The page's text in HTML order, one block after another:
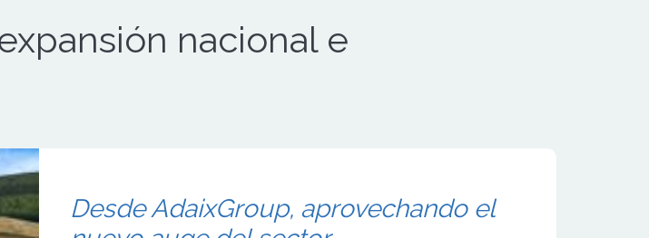
nacional e
Desde AdaixGroup, aprovechando el